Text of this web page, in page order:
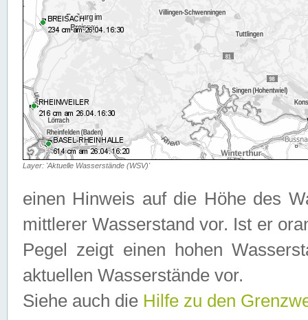
Layer: 'Aktuelle Wasserstände (WSV)'
einen Hinweis auf die Höhe des
mittlerer Wasserstand vor. Ist er
Pegel zeigt einen hohen
aktuellen Wasserstände vor.
Siehe auch die Hilfe zu den